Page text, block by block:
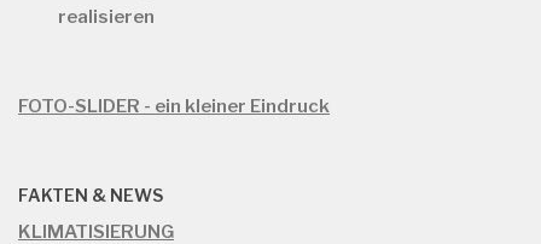
realisieren
FOTO-SLIDER - ein kleiner Eindruck
FAKTEN & NEWS
KLIMATISIERUNG